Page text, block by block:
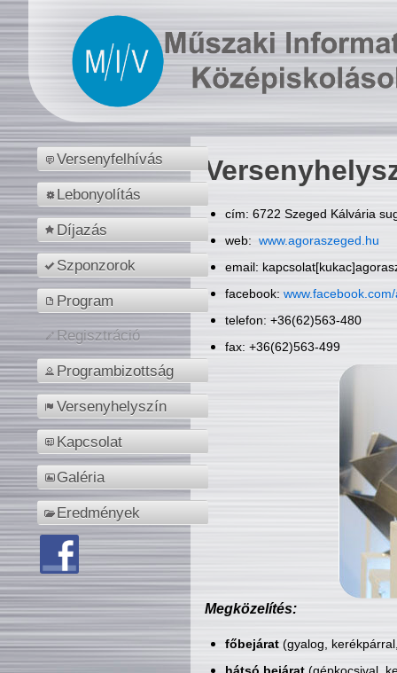
Versenyfelhívás
Lebonyolítás
Díjazás
Szponzorok
Program
Regisztráció
Programbizottság
Versenyhelyszín
Kapcsolat
Galéria
Eredmények
cím: 6722 Szeged Kálvária
web: www.agoraszeged.hu
email:
facebook:
telefon: +36(62)563-480
fax: +36(62)563-499
Megközelítés:
főbejárat(gyalog,